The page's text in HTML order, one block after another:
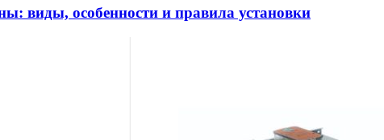
виды, особенности и правила установки